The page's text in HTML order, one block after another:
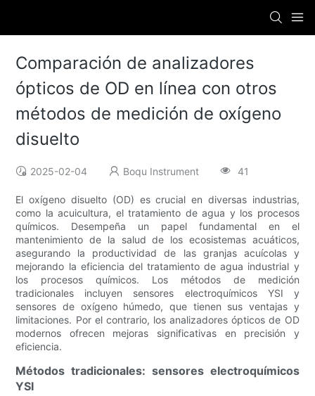
Comparación de analizadores
ópticos de OD en línea con otros
métodos de medición de oxígeno
disuelto
2025-02-04 Boqu Instrument 41
El oxígeno disuelto (OD) es crucial en diversas industrias,
como la acuicultura, el tratamiento de agua y los procesos
químicos. Desempeña un papel fundamental en el
mantenimiento de la salud de los ecosistemas acuáticos,
asegurando la productividad de las granjas acuícolas y
mejorando la eficiencia del tratamiento de agua industrial y
los procesos químicos. Los métodos de medición
tradicionales incluyen sensores electroquímicos YSI y
sensores de oxígeno húmedo, que tienen sus ventajas y
limitaciones. Por el contrario, los analizadores ópticos de OD
modernos ofrecen mejoras significativas en precisión y
eficiencia.
Métodos tradicionales: sensores electroquímicos
YSI